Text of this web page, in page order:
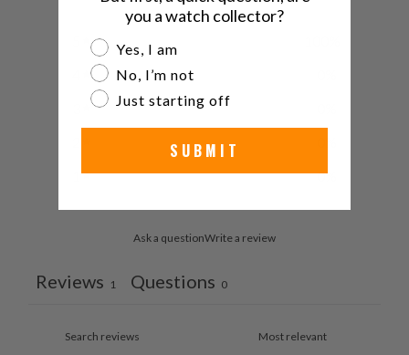
0%
Ask a questionWrite a review
Reviews 1 Questions 0
you a watch collector?
Are you a watch collector?
Yes, I am
No, I’m not
Just starting off
SUBMIT